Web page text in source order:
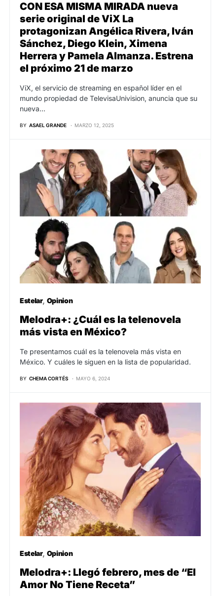
CON ESA MISMA MIRADA nueva
serie original de ViX La
protagonizan Angélica Rivera, Iván
Sánchez, Diego Klein, Ximena
Herrera y Pamela Almanza. Estrena
el próximo 21 de marzo
ViX, el servicio de streaming en español líder en el
mundo propiedad de TelevisaUnivision, anuncia que su
nueva…
BY ASAEL GRANDE MARZO 12, 2025
Estelar Opinion
Melodra+: ¿Cuál es la telenovela
más vista en México?
Te presentamos cuál es la telenovela más vista en
México. Y cuáles le siguen en la lista de popularidad.
BY CHEMA CORTÉS MAYO 6, 2024
Estelar Opinion
Melodra+: Llegó febrero, mes de “El
Amor No Tiene Receta”